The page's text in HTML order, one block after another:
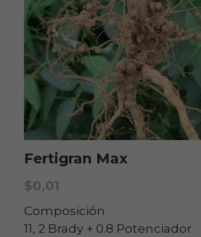
Fertigran Max
$0,01
Composición
11, 2 Brady + 0.8 Potenciador